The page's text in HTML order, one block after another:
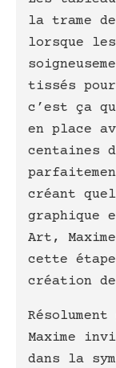
la trame
lorsque
tissés
c’est ça
en place
créant
graphique
Art,
cette
création
Maxime
dans la